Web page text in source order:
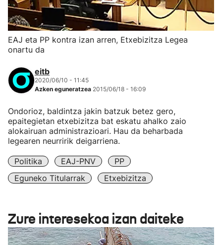
EAJ eta PP kontra izan arren, Etxebizitza Legea
onartu da
eitb
2020/06/10 - 11:45
Azken eguneratzea 2015/06/18 - 16:09
Ondorioz, baldintza jakin batzuk betez gero,
epaitegietan etxebizitza bat eskatu ahalko zaio
alokairuan administrazioari. Hau da beharbada
legearen neurririk deigarriena.
Politika EAJ-PNV
PP
Eguneko Titularrak
Etxebizitza
Zure interesekoa izan daiteke